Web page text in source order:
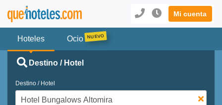
Mi cuenta
Hoteles Ocio
Destino / Hotel
Destino / Hotel